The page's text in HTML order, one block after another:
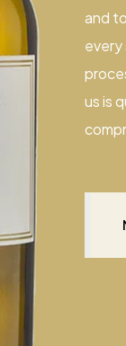
and
us is